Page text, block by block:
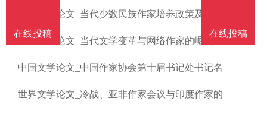
投
稿
线
投
稿
联
系
中国文学论文_当代少数民族作家培养政策及思考
中国文学论文_当代文学变革与网络作家的崛起
中国文学论文_中国作家协会第十届书记处书记名
世界文学论文_冷战、亚非作家会议与印度作家的
在线投稿
在线投稿